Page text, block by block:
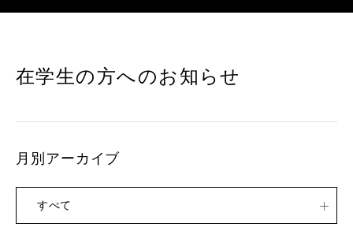
在学生の方へのお知らせ
月別アーカイブ
すべて